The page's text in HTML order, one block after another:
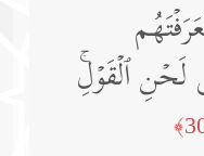
لَحۡنِ ٱلۡقَوۡلِۚ